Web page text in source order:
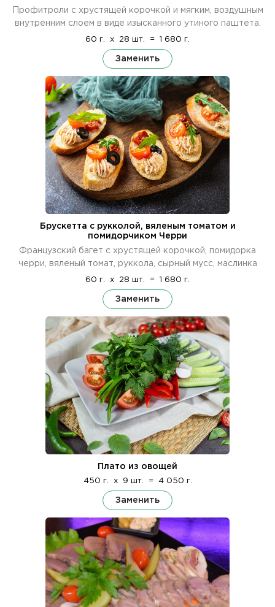
Профитроли с хрустящей корочкой и мягким, воздушным
внутренним слоем в виде изысканного утиного паштета.
60 г. x 28 шт. = 1 680 г.
Заменить
Брускетта с рукколой, вяленым томатом и
помидорчиком Черри
Французский багет с хрустящей корочкой, помидорка
черри, вяленый томат, руккола, сырный мусс, маслинка
60 г. x 28 шт. = 1 680 г.
Заменить
Плато из овощей
450 г. x 9 шт. = 4 050 г.
Заменить